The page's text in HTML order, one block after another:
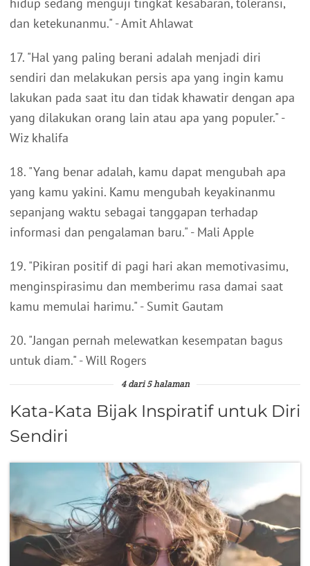
dan ketekunanmu." - Amit Ahlawat
17. "Hal yang paling berani adalah menjadi diri
sendiri dan melakukan persis apa yang ingin kamu
lakukan pada saat itu dan tidak khawatir dengan apa
yang dilakukan orang lain atau apa yang populer." -
Wiz khalifa
18. "Yang benar adalah, kamu dapat mengubah apa
yang kamu yakini. Kamu mengubah keyakinanmu
sepanjang waktu sebagai tanggapan terhadap
informasi dan pengalaman baru." - Mali Apple
19. "Pikiran positif di pagi hari akan memotivasimu,
menginspirasimu dan memberimu rasa damai saat
kamu memulai harimu." - Sumit Gautam
20. "Jangan pernah melewatkan kesempatan bagus
untuk diam." - Will Rogers
4 dari 5 halaman
Kata-Kata Bijak Inspiratif untuk Diri
Sendiri